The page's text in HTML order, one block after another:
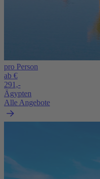
pro Person
ab €
291,-
Ägypten
Alle Angebote